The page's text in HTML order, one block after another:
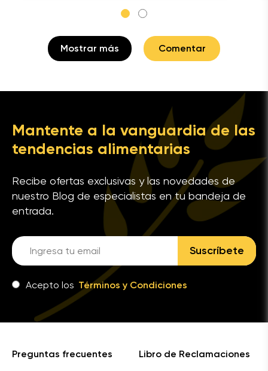
Mostrar más Comentar
Mantente a la vanguardia de las
tendencias alimentarias
Recibe ofertas exclusivas y las novedades de
nuestro Blog de especialistas en tu bandeja de
entrada.
Suscríbete
Acepto los Términos y Condiciones
Preguntas frecuentes Libro de Reclamaciones